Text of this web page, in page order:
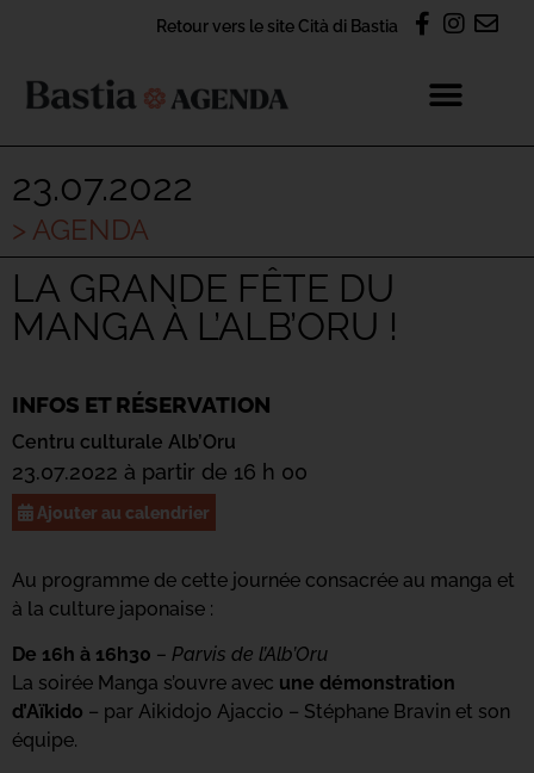
Retour vers le site Cità di Bastia
23.07.2022
> AGENDA
LA GRANDE FÊTE DU
MANGA À L’ALB’ORU !
INFOS ET RÉSERVATION
Centru culturale Alb’Oru
23.07.2022 à partir de 16 h 00
Ajouter au calendrier
Au programme de cette journée consacrée au manga et
à la culture japonaise :
De 16h à 16h30 – Parvis de l’Alb’Oru
La soirée Manga s’ouvre avec une démonstration
d’Aïkido – par Aikidojo Ajaccio – Stéphane Bravin et son
équipe.